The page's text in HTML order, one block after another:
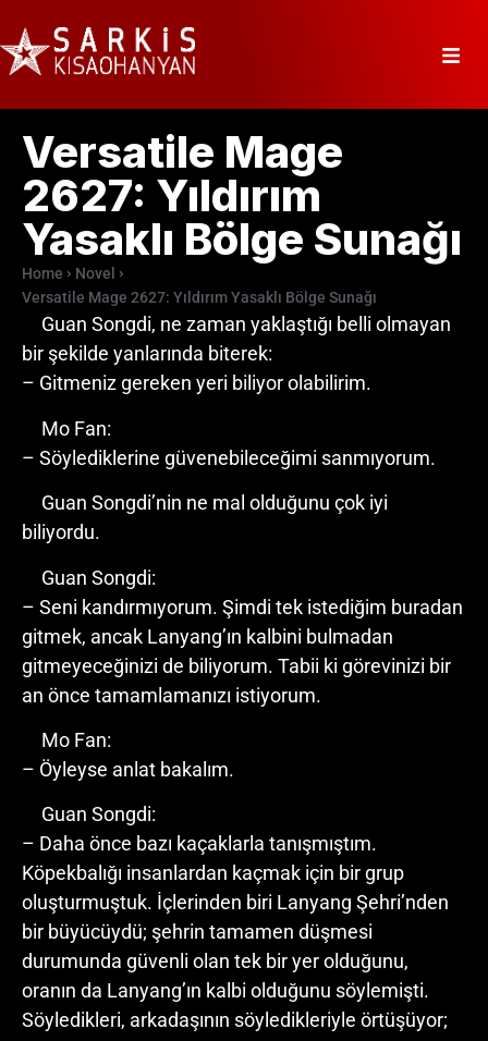
Versatile Mage
2627: Yıldırım
Yasaklı Bölge Sunağı
Home
Novel
Versatile Mage 2627: Yıldırım Yasaklı Bölge Sunağı
Guan Songdi, ne zaman yaklaştığı belli olmayan
bir şekilde yanlarında biterek:
– Gitmeniz gereken yeri biliyor olabilirim.
Mo Fan:
– Söylediklerine güvenebileceğimi sanmıyorum.
Guan Songdi’nin ne mal olduğunu çok iyi
biliyordu.
Guan Songdi:
– Seni kandırmıyorum. Şimdi tek istediğim buradan
gitmek, ancak Lanyang’ın kalbini bulmadan
gitmeyeceğinizi de biliyorum. Tabii ki görevinizi bir
an önce tamamlamanızı istiyorum.
Mo Fan:
– Öyleyse anlat bakalım.
Guan Songdi:
– Daha önce bazı kaçaklarla tanışmıştım.
Köpekbalığı insanlardan kaçmak için bir grup
oluşturmuştuk. İçlerinden biri Lanyang Şehri’nden
bir büyücüydü; şehrin tamamen düşmesi
durumunda güvenli olan tek bir yer olduğunu,
oranın da Lanyang’ın kalbi olduğunu söylemişti.
Söyledikleri, arkadaşının söyledikleriyle örtüşüyor;